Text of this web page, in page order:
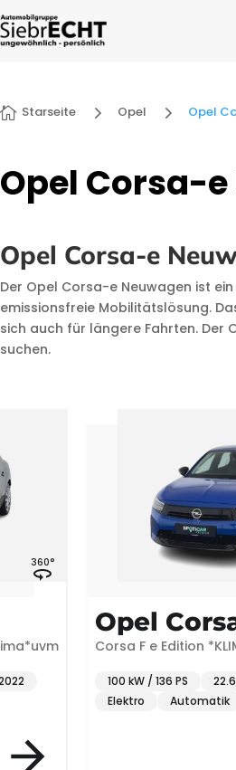
 Starseite 5 Opel 5 Opel
Opel Corsa-
Opel Corsa-e
Der Opel Corsa-e Neuwagen ist
emissionsfreie Mobilitätslösung.
sich auch für längere Fahrten. Der
suchen.
Opel Corsa-e
Corsa F e Edition
100 kW / 136 PS 22.615 km
Automatik